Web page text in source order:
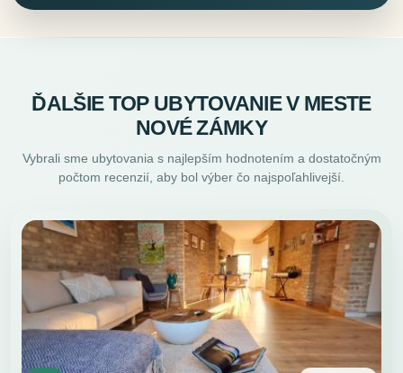
ĎALŠIE TOP UBYTOVANIE V MESTE
NOVÉ ZÁMKY
Vybrali sme ubytovania s najlepším hodnotením a dostatočným
počtom recenzií, aby bol výber čo najspoľahlivejší.